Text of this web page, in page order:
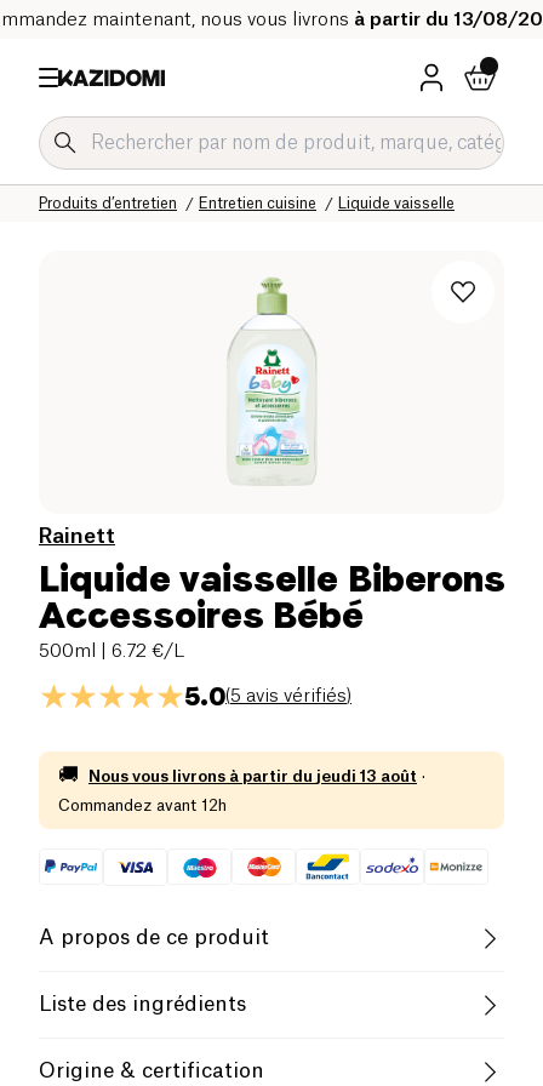
maintenant, nous vous livrons à partir du 13/08/
Liquide vaisselle
Entretien cuisine
Produits d’entretien
Maison
Notre catalogue bio
Accueil
Rainett
Liquide vaisselle Biberons
Accessoires Bébé
500ml | 6.72 €/L
5.0(5 avis vérifiés)
🚚 Nous vous livrons à partir du jeudi 13 août ·
Commandez avant 12h
A propos de ce produit
Rainett Baby est idéal pour la vaisselle des tétines,
de bébé. Formule unique à base d’enzyme &
Liste des ingrédients
de surface amphotèresn agents de surface non
Origine & certification